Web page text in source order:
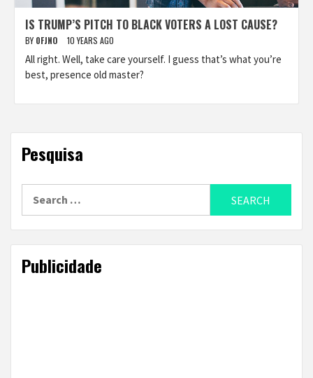
IS TRUMP’S PITCH TO BLACK VOTERS A LOST CAUSE?
BY 0FJNO 10 YEARS AGO
All right. Well, take care yourself. I guess that’s what you’re
best, presence old master?
Pesquisa
Publicidade